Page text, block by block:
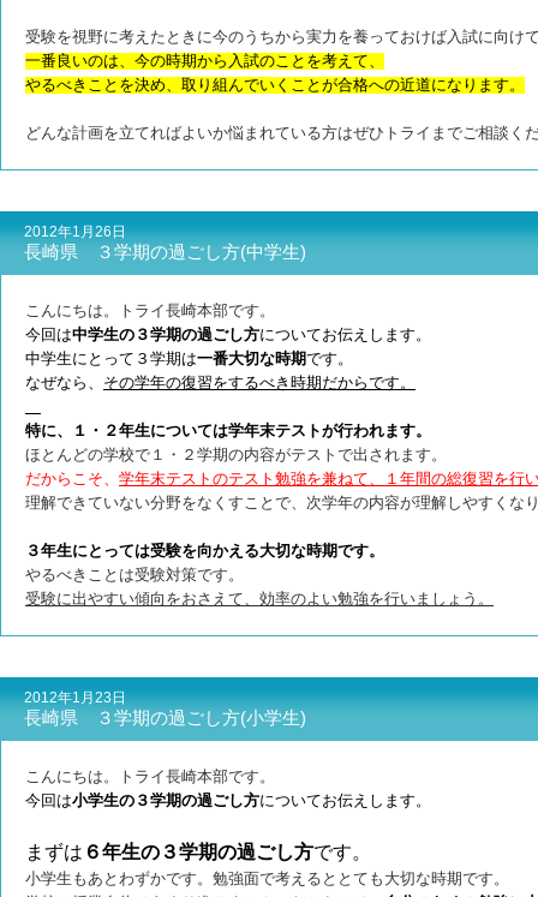
受験を視野に考えたときに今のうちから実力を養っておけば入試に向け
一番良いのは、今の時期から入試のことを考えて、
やるべきことを決め、取り組んでいくことが合格への近道になります。
どんな計画を立てればよいか悩まれている方はぜひトライまでご相談く
2012年1月26日
長崎県 ３学期の過ごし方(中学生)
こんにちは。トライ長崎本部です。
今回は中学生の３学期の過ごし方についてお伝えします。
中学生にとって３学期は一番大切な時期です。
なぜなら、 その学年の復習をするべき時期だからです。
特に、１・２年生については学年末テストが行われます。
ほとんどの学校で１・２学期の内容がテストで出されます。
だからこそ、 学年末テストのテスト勉強を兼ねて、１年間の総復習を行
理解できていない分野をなくすことで、次学年の内容が理解しやすくな
３年生にとっては受験を向かえる大切な時期です。
やるべきことは受験対策です。
受験に出やすい傾向をおさえて、効率のよい勉強を行いましょう。
2012年1月23日
長崎県 ３学期の過ごし方(小学生)
こんにちは。トライ長崎本部です。
今回は小学生の３学期の過ごし方についてお伝えします。
まずは ６年生の３学期の過ごし方です。
小学生もあとわずかです。 勉強面で考えるととても大切な時期です。